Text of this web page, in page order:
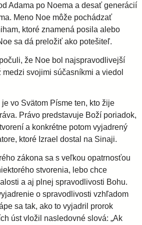
Adama po Noema a desať generácií
Meno Noe môže pochádzať
ktoré znamená posila alebo
sa dá preložiť ako potešiteľ.
že Noe bol najspravodlivejší
svojimi súčasníkmi a viedol
vo Svätom Písme ten, kto žije
Právo predstavuje Boží poriadok,
a konkrétne potom vyjadrený
ktoré Izrael dostal na Sinaji.
zákona sa s veľkou opatrnosťou
stvorenia, lebo chce
a aj plnej spravodlivosti Bohu.
o spravodlivosti vzhľadom
sa tak, ako to vyjadril prorok
úst vložil nasledovné slová: „Ak